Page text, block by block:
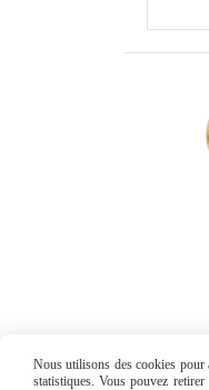
Nous utilisons des cookies pour
statistiques. Vous pouvez